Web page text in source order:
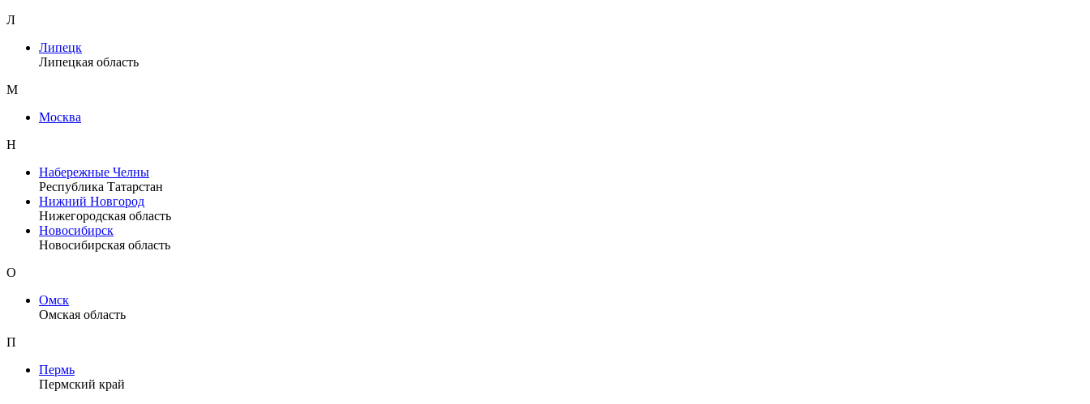
Л
Липецк
Липецкая область
М
Москва
Н
Набережные Челны
Республика Татарстан
Нижний Новгород
Нижегородская область
Новосибирск
Новосибирская область
О
Омск
Омская область
П
Пермь
Пермский край